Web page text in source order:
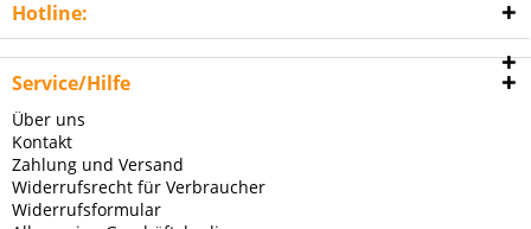
Hotline:
Service/Hilfe
Über uns
Kontakt
Zahlung und Versand
Widerrufsrecht für Verbraucher
Widerrufsformular